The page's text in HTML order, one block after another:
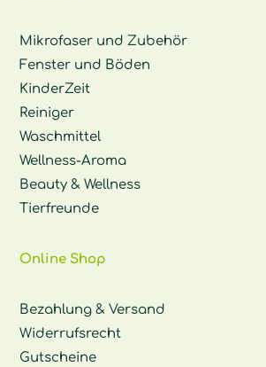
Mikrofaser und Zubehör
Fenster und Böden
KinderZeit
Reiniger
Waschmittel
Wellness-Aroma
Beauty & Wellness
Tierfreunde
Online Shop
Bezahlung & Versand
Widerrufsrecht
Gutscheine